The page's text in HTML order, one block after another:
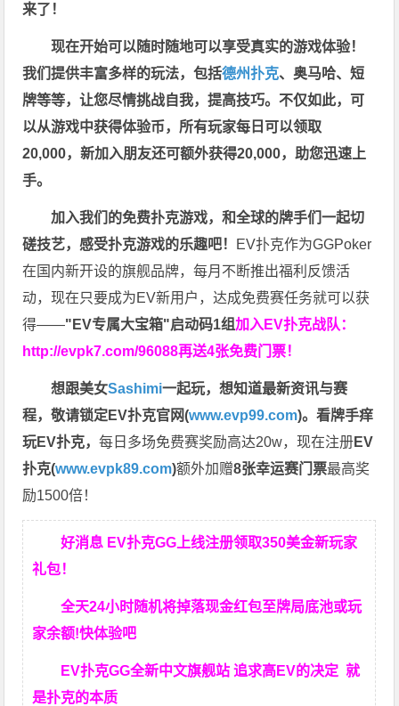
来了！
现在开始可以随时随地可以享受真实的游戏体验！
我们提供丰富多样的玩法，包括德州扑克、奥马哈、短
牌等等，让您尽情挑战自我，提高技巧。不仅如此， 可
以从游戏中获得体验币，所有玩家每日可以领取
20,000，新加入朋友还可额外获得20,000，助您迅速上
手。
加入我们的免费扑克游戏，和全球的牌手们一起切
磋技艺，感受扑克游戏的乐趣吧！ EV扑克作为GGPoker
在国内新开设的旗舰品牌，每月不断推出福利反馈活
动，现在只要成为EV新用户，达成免费赛任务就可以获
得——"EV专属大宝箱"启动码1组加入EV扑克战队：
http://evpk7.com/96088再送4张免费门票！
想跟美女Sashimi一起玩，想知道最新资讯与赛
程，敬请锁定EV扑克官网(www.evp99.com)。看牌手痒
玩EV扑克，每日多场免费赛奖励高达20w，现在注册EV
扑克(www.evpk89.com)额外加赠8张幸运赛门票最高奖
励1500倍！
好消息 EV扑克GG上线注册领取350美金新玩家
礼包！
全天24小时随机将掉落现金红包至牌局底池或玩
家余额!快体验吧
EV扑克GG全新中文旗舰站 追求高EV的决定就
是扑克的本质